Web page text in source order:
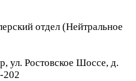
отдел (Нейтральное
ул. Ростовское Шоссе, д.
202